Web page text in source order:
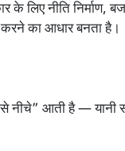
के लिए नीति निर्माण,
करने का आधार बनता है।
से नीचे” आती है — यानी